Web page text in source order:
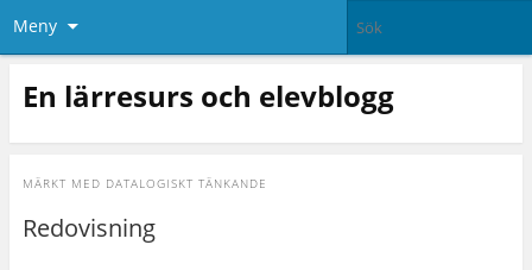
Meny
En lärresurs och elevblogg
MÄRKT MED DATALOGISKT TÄNKANDE
Redovisning